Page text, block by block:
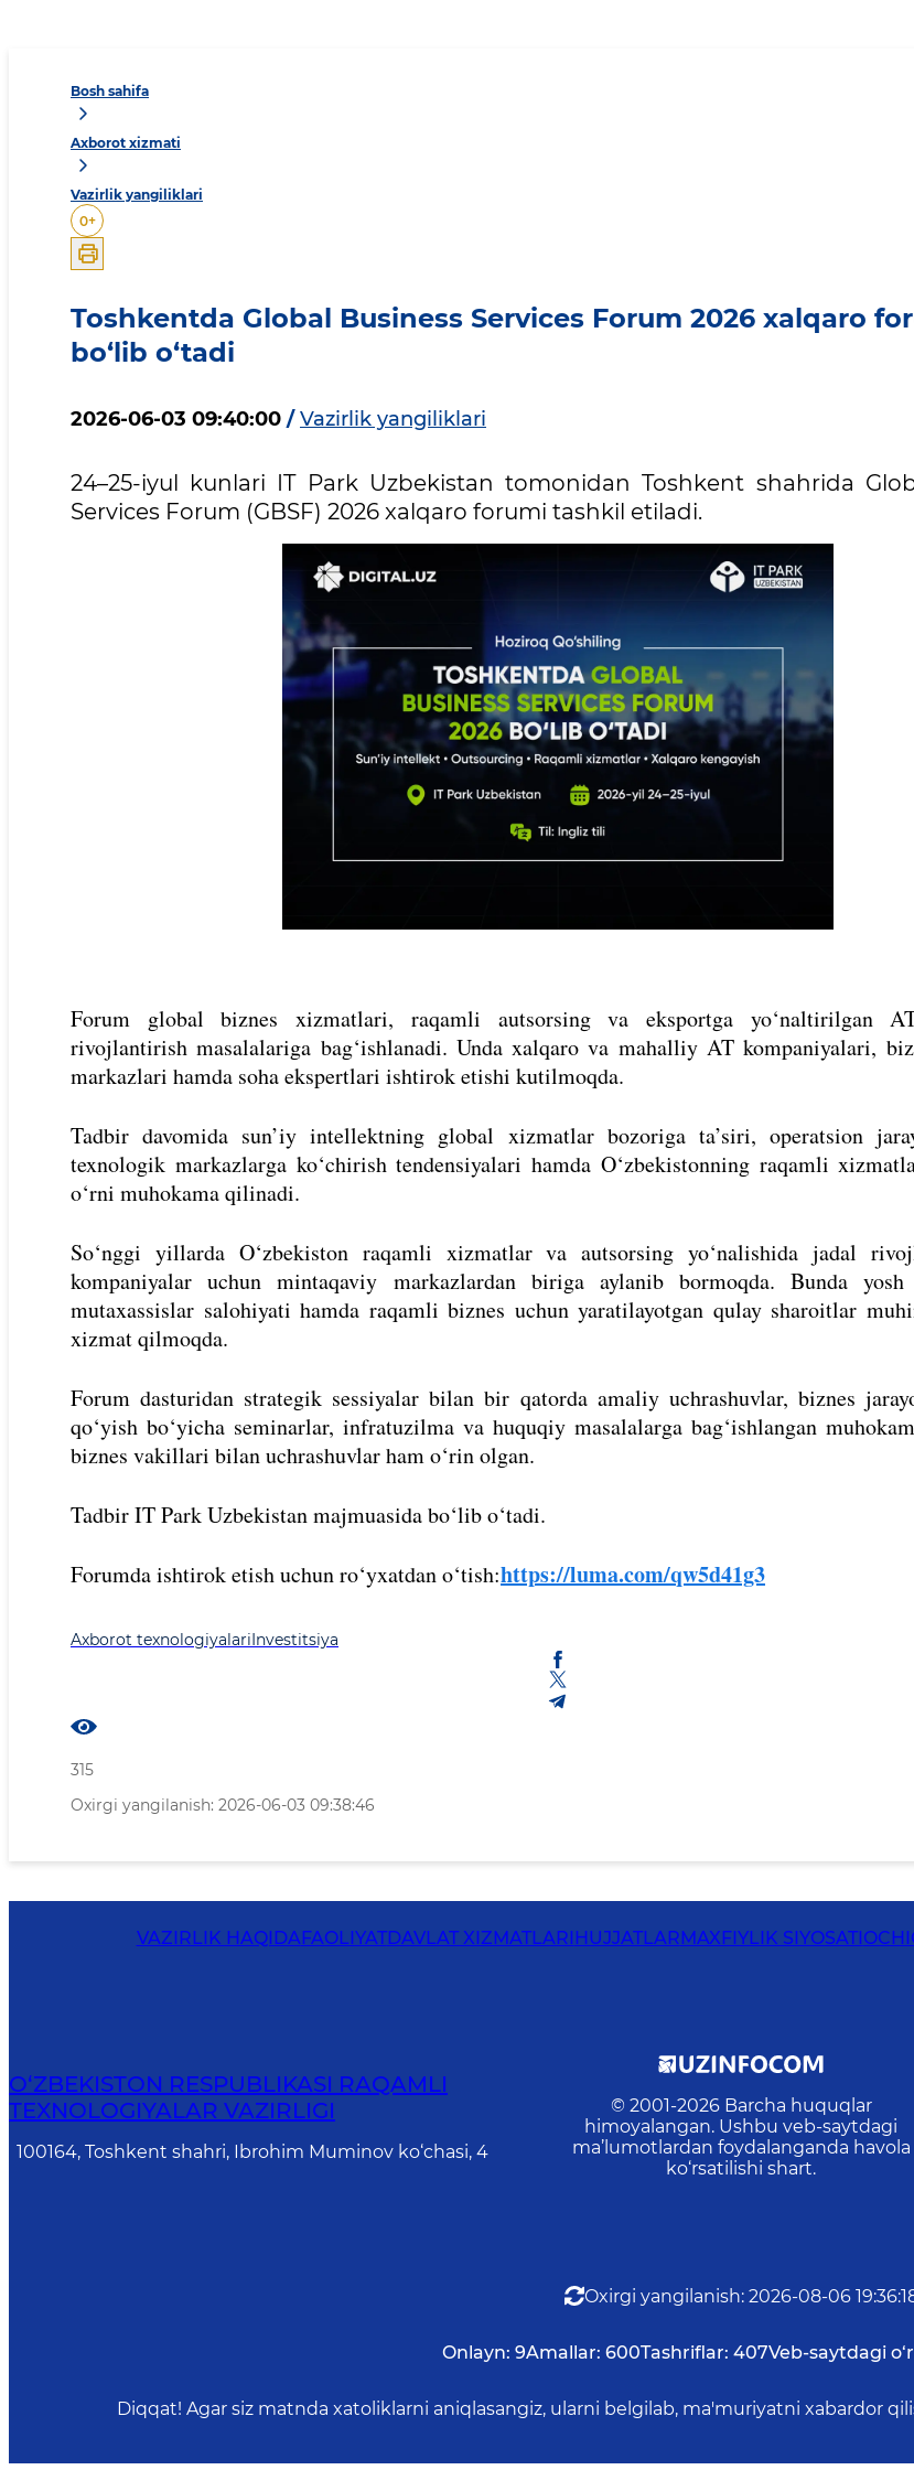
Bosh sahifa
Axborot xizmati
Vazirlik yangiliklari
0+
Toshkentda Global Business Services Forum 2026 xalqaro
bo‘lib o‘tadi
2026-06-03 09:40:00 / Vazirlik yangiliklari
24–25-iyul kunlari IT Park Uzbekistan tomonidan Toshkent shahrida
Services Forum (GBSF) 2026 xalqaro forumi tashkil etiladi.
Forum global biznes xizmatlari, raqamli autsorsing va eksportga yo‘naltirilgan
rivojlantirish masalalariga bag‘ishlanadi. Unda xalqaro va mahalliy AT kompaniyalari,
markazlari hamda soha ekspertlari ishtirok etishi kutilmoqda.
Tadbir davomida sun’iy intellektning global xizmatlar bozoriga ta’siri, operatsion
texnologik markazlarga ko‘chirish tendensiyalari hamda O‘zbekistonning raqamli
o‘rni muhokama qilinadi.
So‘nggi yillarda O‘zbekiston raqamli xizmatlar va autsorsing yo‘nalishida jadal
kompaniyalar uchun mintaqaviy markazlardan biriga aylanib bormoqda. Bunda
mutaxassislar salohiyati hamda raqamli biznes uchun yaratilayotgan qulay sharoitlar
xizmat qilmoqda.
Forum dasturidan strategik sessiyalar bilan bir qatorda amaliy uchrashuvlar, biznes
qo‘yish bo‘yicha seminarlar, infratuzilma va huquqiy masalalarga bag‘ishlangan
biznes vakillari bilan uchrashuvlar ham o‘rin olgan.
Tadbir IT Park Uzbekistan majmuasida bo‘lib o‘tadi.
Forumda ishtirok etish uchun ro‘yxatdan o‘tish:https://luma.com/qw5d41g3
Axborot texnologiyalariInvestitsiya
315
Oxirgi yangilanish: 2026-06-03 09:38:46
VAZIRLIK HAQIDAFAOLIYATDAVLAT XIZMATLARIHUJJATLARMAXFIYLIK SIYOSATI
O‘ZBEKISTON RESPUBLIKASI RAQAMLI
TEXNOLOGIYALAR VAZIRLIGI
100164, Toshkent shahri, Ibrohim Muminov ko‘chasi, 4
© 2001-2026 Barcha huquqlar
himoyalangan. Ushbu veb-saytdagi
ma’lumotlardan foydalanganda havola
ko‘rsatilishi shart.
Oxirgi yangilanish: 2026-08-06
Onlayn: 9Amallar: 600Tashriflar: 407Veb-saytdagi
Diqqat! Agar siz matnda xatoliklarni aniqlasangiz, ularni belgilab, ma'muriyatni xabardor